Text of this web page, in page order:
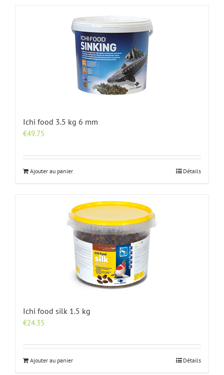
Ichi food 3.5 kg 6 mm
€49.75
Ajouter au panier Détails
Ichi food silk 1.5 kg
€24.35
Ajouter au panier Détails